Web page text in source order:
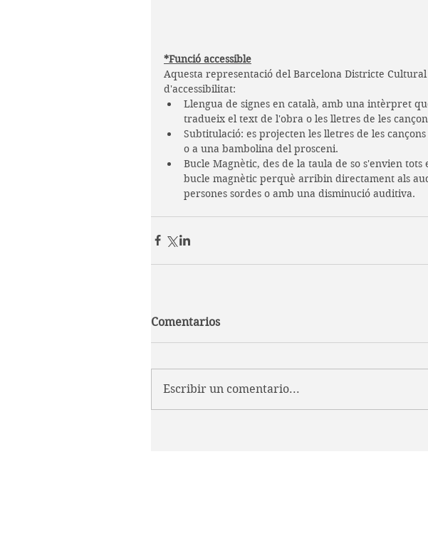
*Funció accessible
Aquesta representació del Barcelona Districte
d'accessibilitat:
Llengua de signes en català, amb una intèrpret
tradueix el text de l'obra o les lletres de les
Subtitulació: es projecten les lletres de les
o a una bambolina del prosceni.
Bucle Magnètic, des de la taula de so s'envien tots
bucle magnètic perquè arribin directament als
persones sordes o amb una disminució auditiva.
Comentarios
Escribir un comentario...